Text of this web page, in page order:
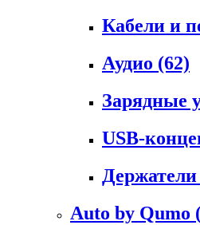
Кабели и
Аудио (62)
Зарядные
USB-
Держатели
Auto by Qumo